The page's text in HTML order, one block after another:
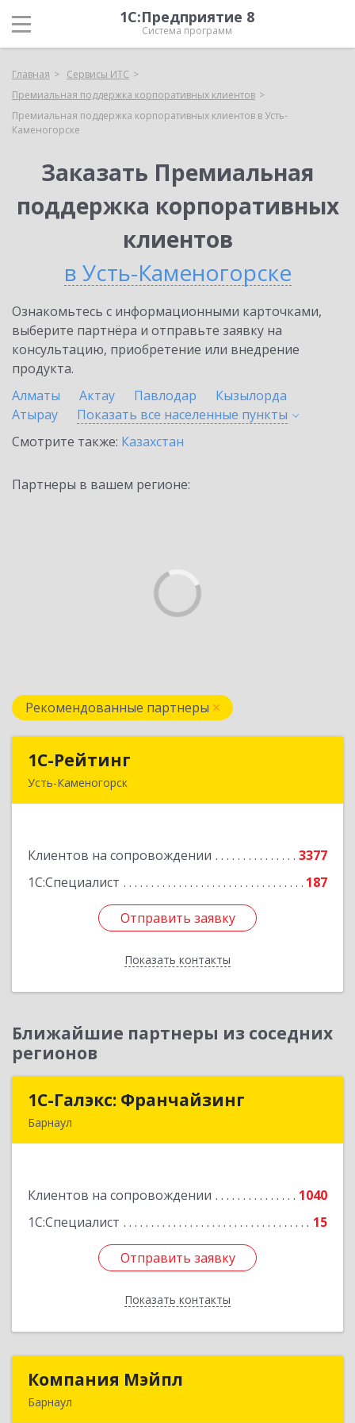
1С:Предприятие 8
Система программ
Главная
Сервисы ИТС
Премиальная поддержка корпоративных клиентов
Премиальная поддержка корпоративных клиентов в Усть-
Каменогорске
Заказать Премиальная
поддержка корпоративных
клиентов
в Усть-Каменогорске
Ознакомьтесь с информационными карточками,
выберите партнёра и отправьте заявку на
консультацию, приобретение или внедрение
продукта.
Алматы
Актау Павлодар
Кызылорда
Атырау
Показать все населенные пункты
Смотрите также: Казахстан
Партнеры в вашем регионе:
Рекомендованные партнеры
1С-Рейтинг
Усть-Каменогорск
Клиентов на сопровождении
3377
1С:Специалист
187
Отправить заявку
Показать контакты
Отправить заявку
Назад
Ближайшие партнеры из соседних
регионов
1С-Галэкс: Франчайзинг
Барнаул
Клиентов на сопровождении
1040
1С:Специалист
15
Отправить заявку
Показать контакты
1С-Галэкс: Франчайзинг
Подробнее
Отправить заявку
Назад
Компания Мэйпл
Барнаул
Компания Мэйпл